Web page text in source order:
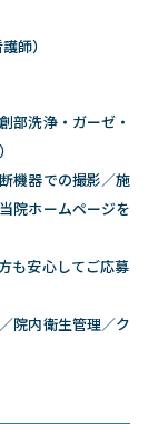
師）
部洗浄・ガーゼ・
機器での撮影／施
院ホームページを
も安心してご応募
院内衛生管理／ク